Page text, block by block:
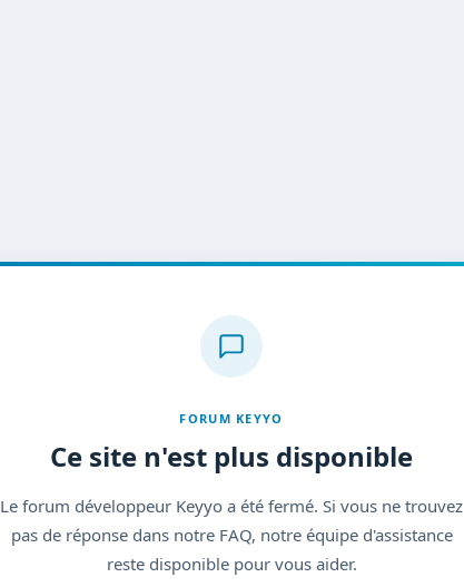
FORUM KEYYO
Ce site n'est plus disponible
Le forum développeur Keyyo a été fermé. Si vous ne trouvez
pas de réponse dans notre FAQ, notre équipe d'assistance
reste disponible pour vous aider.